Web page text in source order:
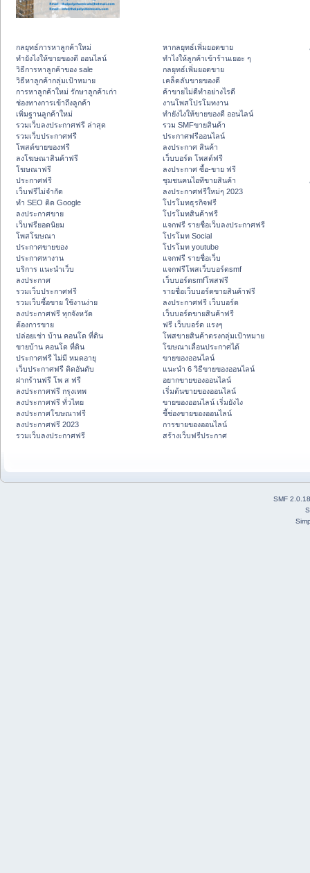
กลยุทธ์การหาลูกค้าใหม่
ทํายังไงให้ขายของดี ออนไลน์
วิธีการหาลูกค้าของ sale
วิธีหาลูกค้ากลุ่มเป้าหมาย
การหาลูกค้าใหม่ รักษาลูกค้าเก่า
ช่องทางการเข้าถึงลูกค้า
เพิ่มฐานลูกค้าใหม่
รวมเว็บลงประกาศฟรี ล่าสุด
รวมเว็บประกาศฟรี
โพสต์ขายของฟรี
ลงโฆษณาสินค้าฟรี
โฆษณาฟรี
ประกาศฟรี
เว็บฟรีไม่จำกัด
ทำ SEO ติด Google
ลงประกาศขาย
เว็บฟรียอดนิยม
โพสโฆษณา
ประกาศขายของ
ประกาศหางาน
บริการ แนะนำเว็บ
ลงประกาศ
รวมเว็บประกาศฟรี
รวมเว็บซื้อขาย ใช้งานง่าย
ลงประกาศฟรี ทุกจังหวัด
ต้องการขาย
ปล่อยเช่า บ้าน คอนโด ที่ดิน
ขายบ้าน คอนโด ที่ดิน
ประกาศฟรี ไม่มี หมดอายุ
เว็บประกาศฟรี ติดอันดับ
ฝากร้านฟรี โพ ส ฟรี
ลงประกาศฟรี กรุงเทพ
ลงประกาศฟรี ทั่วไทย
ลงประกาศโฆษณาฟรี
ลงประกาศฟรี 2023
รวมเว็บลงประกาศฟรี
หากลยุทธ์เพิ่มยอดขาย
ทําไงให้ลูกค้าเข้าร้านเยอะ ๆ
กลยุทธ์เพิ่มยอดขาย
เคล็ดลับขายของดี
ค้าขายไม่ดีทำอย่างไรดี
งานโพสโปรโมทงาน
ทํายังไงให้ขายของดี ออนไลน์
รวม SMFขายสินค้า
ประกาศฟรีออนไลน์
ลงประกาศ สินค้า
เว็บบอร์ด โพสต์ฟรี
ลงประกาศ ซื้อ-ขาย ฟรี
ชุมชนคนไอทีขายสินค้า
ลงประกาศฟรีใหม่ๆ 2023
โปรโมทธุรกิจฟรี
โปรโมทสินค้าฟรี
แจกฟรี รายชื่อเว็บลงประกาศฟรี
โปรโมท Social
โปรโมท youtube
แจกฟรี รายชื่อเว็บ
แจกฟรีโพสเว็บบอร์ดsmf
เว็บบอร์ดsmfโพสฟรี
รายชื่อเว็บบอร์ดขายสินค้าฟรี
ลงประกาศฟรี เว็บบอร์ด
เว็บบอร์ดขายสินค้าฟรี
ฟรี เว็บบอร์ด แรงๆ
โพสขายสินค้าตรงกลุ่มเป้าหมาย
โฆษณาเลื่อนประกาศได้
ขายของออนไลน์
แนะนำ 6 วิธีขายของออนไลน์
อยากขายของออนไลน์
เริ่มต้นขายของออนไลน์
ขายของออนไลน์ เริ่มยังไง
ชี้ช่องขายของออนไลน์
การขายของออนไลน์
สร้างเว็บฟรีประกาศ
SMF 2.0.18